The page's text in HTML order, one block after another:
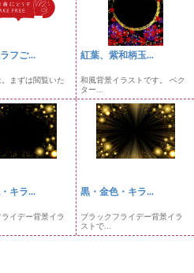
フご...
まずは閲覧いた
紅葉、紫和柄玉...
和風背景イラストです。 ベク
ター...
キラ...
イデー背景イラ
黒・金色・キラ...
ブラックフライデー背景イラ
ストで...